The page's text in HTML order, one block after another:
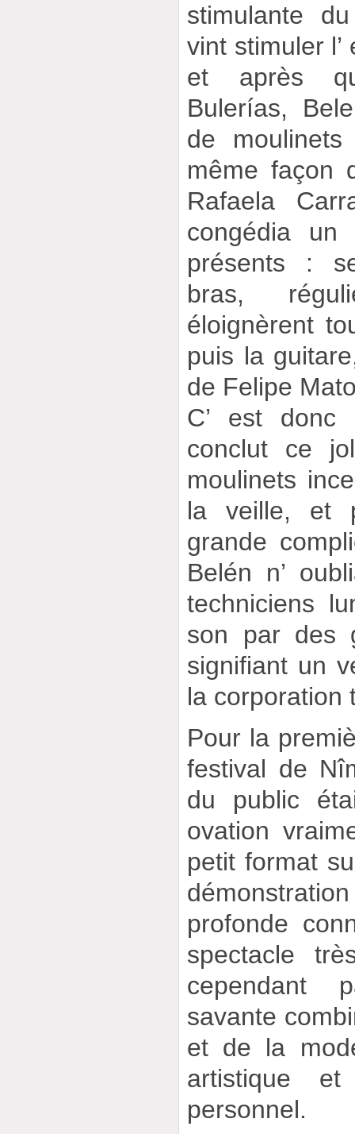
stimulante
vint stimuler
et après
Bulerías,
de
même façon
Rafaela
congédia
présents :
bras,
éloignèrent
puis la
de Felipe
C’ est donc
conclut ce
moulinets
la veille, et
grande
Belén n’
techniciens
son par des
signifiant un
la corporation
Pour la
festival de
du public
ovation
petit format
profonde
spectacle
cependant
savante
et de la
artistique et
personnel.